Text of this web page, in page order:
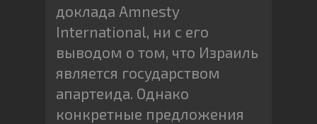
доклада Amnesty
International, ни с его
выводом о том, что Израиль
является государством
апартеида. Однако
конкретные предложения